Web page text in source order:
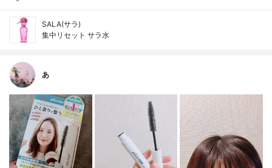
SALA(サラ)
集中リセット サラ水
あ